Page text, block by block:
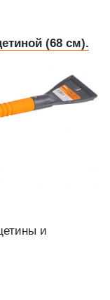
(68 см).
и